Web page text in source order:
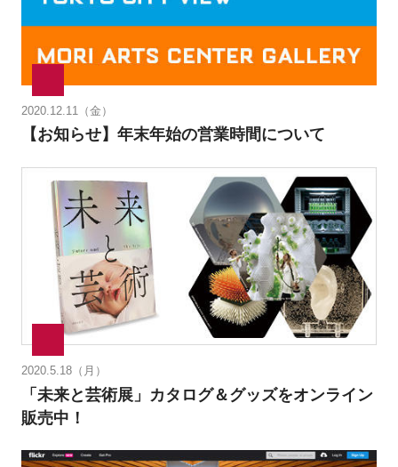
2020.12.11（金）
【お知らせ】年末年始の営業時間について
2020.5.18（月）
「未来と芸術展」カタログ＆グッズをオンライン
販売中！